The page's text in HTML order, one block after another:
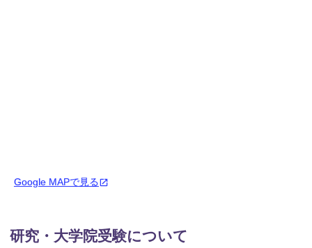
Google MAPで見る
研究・大学院受験について